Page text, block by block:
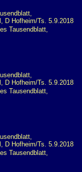
Tausendblatt,
Tausendblatt,
Tausendblatt,